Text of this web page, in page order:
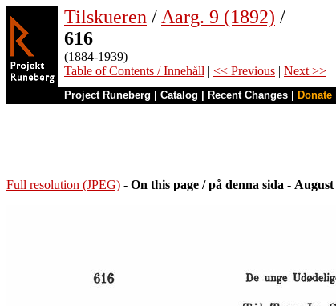
Tilskueren / Aarg. 9 (1892) /
616
(1884-1939)
Table of Contents / Innehåll | << Previous | Next >>
Project Runeberg Catalog Recent Changes Donate
Full resolution (JPEG) - On this page / på denna sida - August